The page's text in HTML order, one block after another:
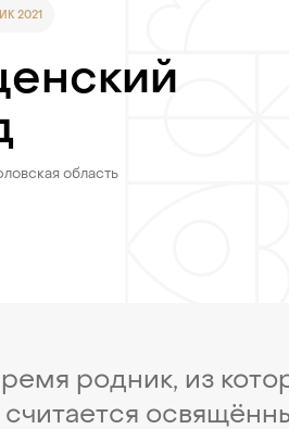
2021
область
родник, из